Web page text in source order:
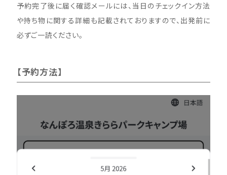
予約完了後に届く確認メールには、当日のチェックイン方法
や持ち物に関する詳細も記載されておりますので、出発前に
必ずご一読ください。
【予約方法】